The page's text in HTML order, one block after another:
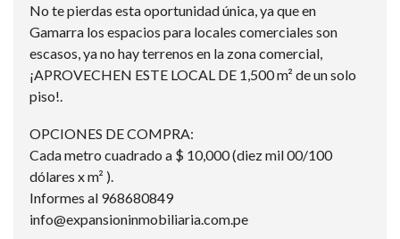
No te pierdas esta oportunidad única, ya que en
Gamarra los espacios para locales comerciales son
escasos, ya no hay terrenos en la zona comercial,
¡APROVECHEN ESTE LOCAL DE 1,500 m² de un solo
piso!.
OPCIONES DE COMPRA:
Cada metro cuadrado a $ 10,000 (diez mil 00/100
dólares x m² ).
Informes al 968680849
info@expansioninmobiliaria.com.pe